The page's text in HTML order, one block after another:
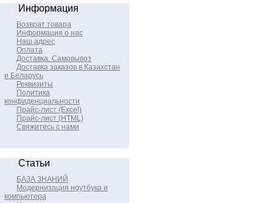
Информация
Возврат товара
Информация о нас
Наш адрес
Оплата
Доставка. Самовывоз
Доставка заказов в Казахстан
и Беларусь
Реквизиты
Политика
конфиденциальности
Прайс-лист (Excel)
Прайс-лист (HTML)
Свяжитесь с нами
Статьи
БАЗА ЗНАНИЙ
Модернизация ноутбука и
компьютера